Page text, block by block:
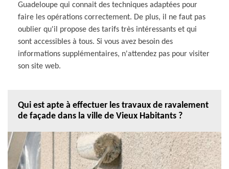
Guadeloupe qui connait des techniques adaptées pour
faire les opérations correctement. De plus, il ne faut pas
oublier qu'il propose des tarifs très intéressants et qui
sont accessibles à tous. Si vous avez besoin des
informations supplémentaires, n'attendez pas pour visiter
son site web.
Qui est apte à effectuer les travaux de ravalement
de façade dans la ville de Vieux Habitants ?